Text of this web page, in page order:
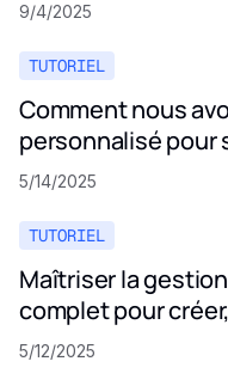
9/4/2025
TUTORIEL
Comment nous
personnalisé pour
aux politiques de
5/14/2025
TUTORIEL
Maîtriser la
complet pour
invites LLM
5/12/2025